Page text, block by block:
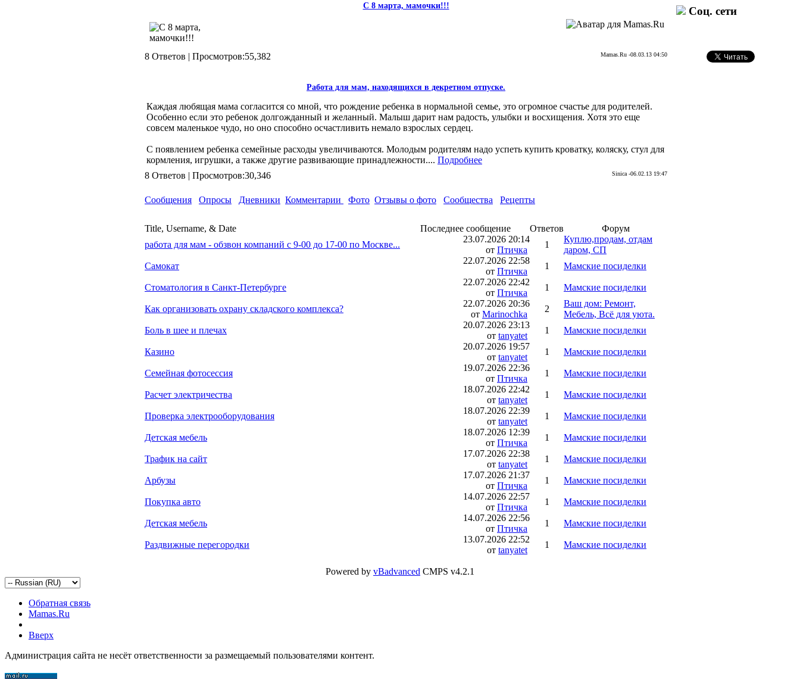
С 8 марта, мамочки!!!
Mamas.Ru -08.03.13 04:50
8 Ответов | Просмотров:55,382
Работа для мам, находящихся в декретном отпуске.
Каждая любящая мама согласится со мной, что рождение ребенка в нормальной семье, это огромное счастье для родителей.
Особенно если это ребенок долгожданный и желанный. Малыш дарит нам радость, улыбки и восхищения. Хотя это еще
совсем маленькое чудо, но оно способно осчастливить немало взрослых сердец.
С появлением ребенка семейные расходы увеличиваются. Молодым родителям надо успеть купить кроватку, коляску, стул для
кормления, игрушки, а также другие развивающие принадлежности.... Подробнее
Sinica -06.02.13 19:47
8 Ответов | Просмотров:30,346
Сообщения Опросы Дневники Комментарии Фото Отзывы о фото Сообщества Рецепты
Title, Username, & Date Последнее сообщение Ответов
Форум
работа для мам - обзвон компаний с 9-00 до 17-00 по Москве...
23.07.2026 20:14
от Птичка
1
Куплю,продам, отдам
даром, СП
Самокат
22.07.2026 22:58
от Птичка
1 Мамские посиделки
Стоматология в Санкт-Петербурге
22.07.2026 22:42
от Птичка
1 Мамские посиделки
Как организовать охрану складского комплекса?
22.07.2026 20:36
от Marinochka
2
Ваш дом: Ремонт,
Мебель, Всё для уюта.
Боль в шее и плечах
20.07.2026 23:13
от tanyatet
1 Мамские посиделки
Казино
20.07.2026 19:57
от tanyatet
1 Мамские посиделки
Семейная фотосессия
19.07.2026 22:36
от Птичка
1 Мамские посиделки
Расчет электричества
18.07.2026 22:42
от tanyatet
1 Мамские посиделки
Проверка электрооборудования
18.07.2026 22:39
от tanyatet
1 Мамские посиделки
Детская мебель
18.07.2026 12:39
от Птичка
1 Мамские посиделки
Трафик на сайт
17.07.2026 22:38
от tanyatet
1 Мамские посиделки
Арбузы
17.07.2026 21:37
от Птичка
1 Мамские посиделки
Покупка авто
14.07.2026 22:57
от Птичка
1 Мамские посиделки
Детская мебель
14.07.2026 22:56
от Птичка
1 Мамские посиделки
Раздвижные перегородки
13.07.2026 22:52
от tanyatet
1 Мамские посиделки
Соц. сети
Powered by vBadvanced CMPS v4.2.1
Обратная связь
Mamas.Ru
Вверх
Администрация сайта не несёт ответственности за размещаемый пользователями контент.